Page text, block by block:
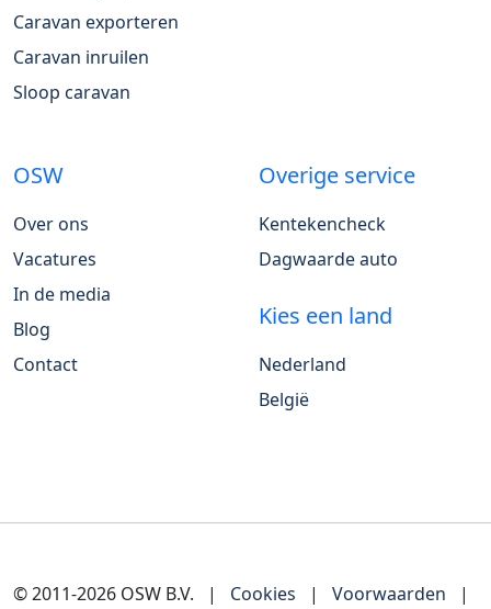
Caravan exporteren
Caravan inruilen
Sloop caravan
OSW
Over ons
Vacatures
In de media
Blog
Contact
Overige service
Kentekencheck
Dagwaarde auto
Kies een land
Nederland
België
© 2011-2026 OSW B.V. | Cookies | Voorwaarden |